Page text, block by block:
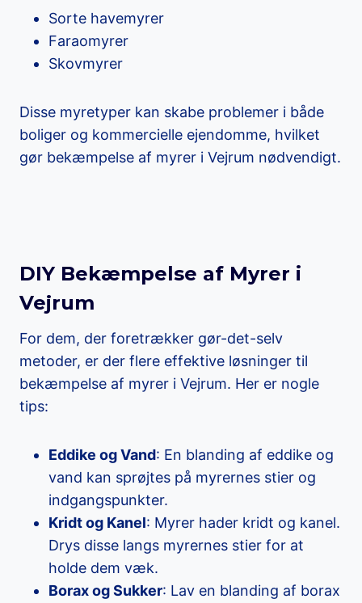
Sorte havemyrer
Faraomyrer
Skovmyrer
Disse myretyper kan skabe problemer i både
boliger og kommercielle ejendomme, hvilket
gør bekæmpelse af myrer i Vejrum nødvendigt.
DIY Bekæmpelse af Myrer i
Vejrum
For dem, der foretrækker gør-det-selv
metoder, er der flere effektive løsninger til
bekæmpelse af myrer i Vejrum. Her er nogle
tips:
Eddike og Vand: En blanding af eddike og
vand kan sprøjtes på myrernes stier og
indgangspunkter.
Kridt og Kanel: Myrer hader kridt og kanel.
Drys disse langs myrernes stier for at
holde dem væk.
Borax og Sukker: Lav en blanding af borax